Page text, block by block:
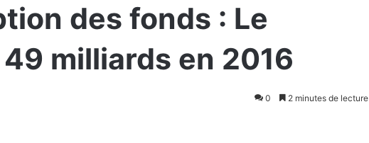
des fonds : Le
milliards en 2016
0 2 minutes de lecture